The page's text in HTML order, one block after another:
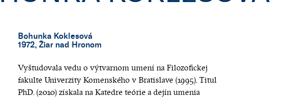
Bohunka Koklesová
1972, Žiar nad Hronom
Vyštudovala vedu o výtvarnom umení na Filozofickej
fakulte Univerzity Komenského v Bratislave (1995). Titul
PhD. (2010) získala na Katedre teórie a dejín umenia